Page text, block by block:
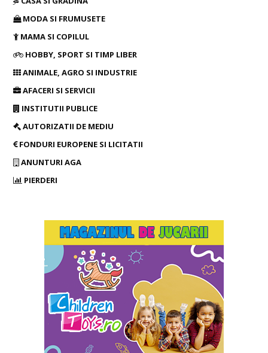
MODA SI FRUMUSETE
MAMA SI COPILUL
HOBBY, SPORT SI TIMP LIBER
ANIMALE, AGRO SI INDUSTRIE
AFACERI SI SERVICII
INSTITUTII PUBLICE
AUTORIZATII DE MEDIU
FONDURI EUROPENE SI LICITATII
ANUNTURI AGA
PIERDERI